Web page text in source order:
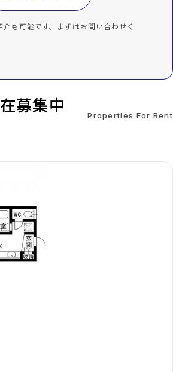
も可能です。まずはお問い合わせく
募集中
Properties For Rent